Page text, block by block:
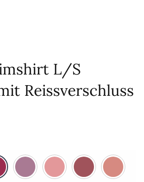
L/S
Reissverschluss